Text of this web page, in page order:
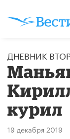
ДНЕВНИК
курил
19 декабря 2019